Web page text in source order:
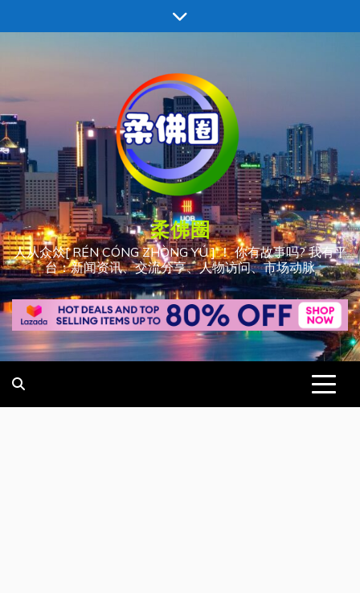
至
柔佛圈
人从众𠈌[ RÉN CÓNG ZHÒNG YÚ ] ！ 你有故事吗? 我有平
台：新闻资讯、交流分享、人物访问、市场动脉